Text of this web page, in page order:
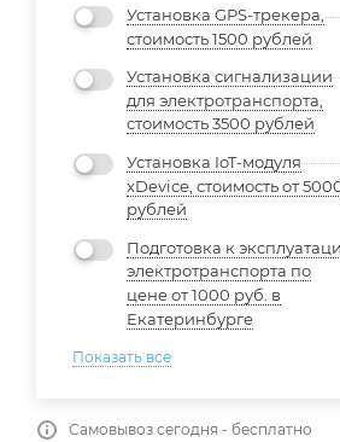
Установка GPS-трекера,
стоимость 1500 рублей
Установка сигнализации
для электротранспорта,
стоимость 3500 рублей
Установка IoT-модуля
xDevice, стоимость от
рублей
Подготовка к
электротранспорта по
цене от 1000 руб. в
Екатеринбурге
Показать все
Самовывоз сегодня - бесплатно